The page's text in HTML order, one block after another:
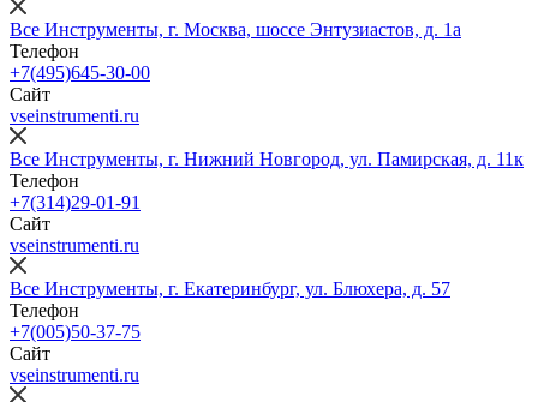
Все Инструменты, г. Москва, шоссе Энтузиастов, д. 1а
Телефон
+7(495)645-30-00
Сайт
vseinstrumenti.ru
Все Инструменты, г. Нижний Новгород, ул. Памирская, д. 11к
Телефон
+7(314)29-01-91
Сайт
vseinstrumenti.ru
Все Инструменты, г. Екатеринбург, ул. Блюхера, д. 57
Телефон
+7(005)50-37-75
Сайт
vseinstrumenti.ru